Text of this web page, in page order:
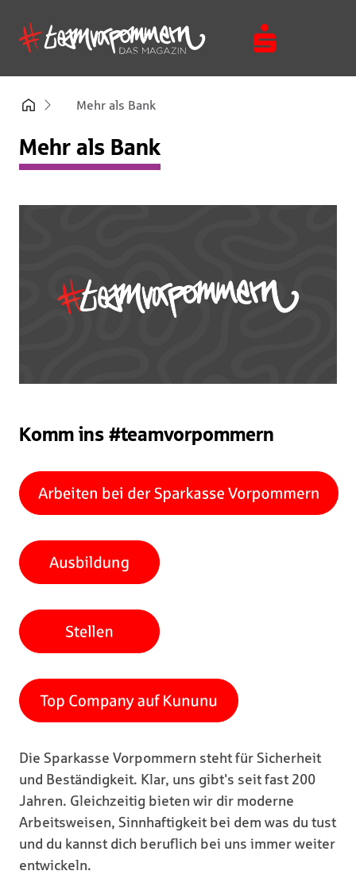
Mehr als Bank
Mehr als Bank
Komm ins #teamvorpommern
Die Sparkasse Vorpommern steht für Sicherheit
und Beständigkeit. Klar, uns gibt's seit fast 200
Jahren. Gleichzeitig bieten wir dir moderne
Arbeitsweisen, Sinnhaftigkeit bei dem was du tust
und du kannst dich beruflich bei uns immer weiter
entwickeln.